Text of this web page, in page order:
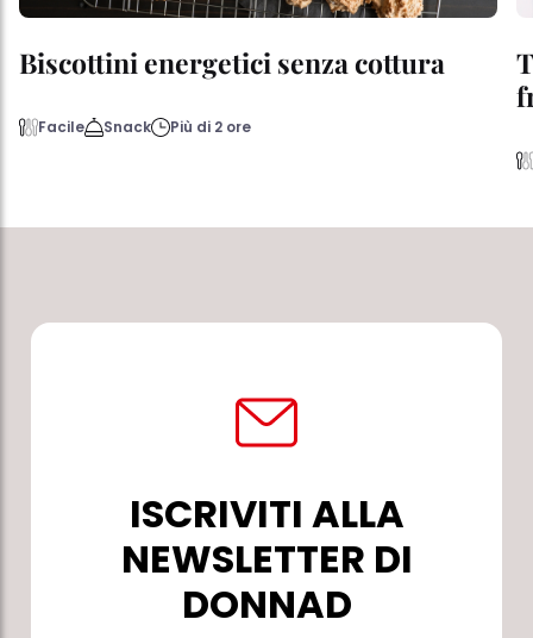
Biscottini energetici senza cottura
Facile Snack Più di 2 ore
ISCRIVITI ALLA
NEWSLETTER DI
DONNAD